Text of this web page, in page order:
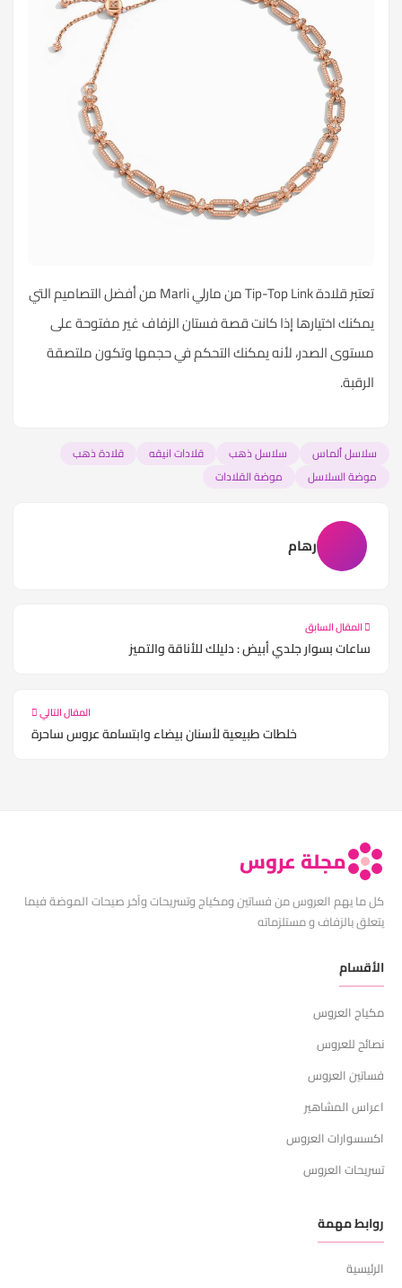
تعتبر قلادة Tip-Top Link من مارلي Marli من أفضل التصاميم التي
يمكنك اختيارها إذا كانت قصة فستان الزفاف غير مفتوحة على
مستوى الصدر، لأنه يمكنك التحكم في حجمها وتكون ملتصقة
الرقبة.
سلاسل ألماس سلاسل ذهب قلادات انيقه
قلادة ذهب
موضة السلاسل
موضة القلادات
رهام
المقال السابق
ساعات بسوار جلدي أبيض : دليلك للأناقة والتميز
المقال التالي
خلطات طبيعية لأسنان بيضاء وابتسامة عروس ساحرة
مجلة عروس
كل ما يهم العروس من فساتين ومكياج وتسريحات وآخر صيحات الموضة فيما
يتعلق بالزفاف و مستلزماته
الأقسام
مكياج العروس
نصائح للعروس
فساتين العروس
اعراس المشاهير
اكسسوارات العروس
تسريحات العروس
روابط مهمة
الرئيسية